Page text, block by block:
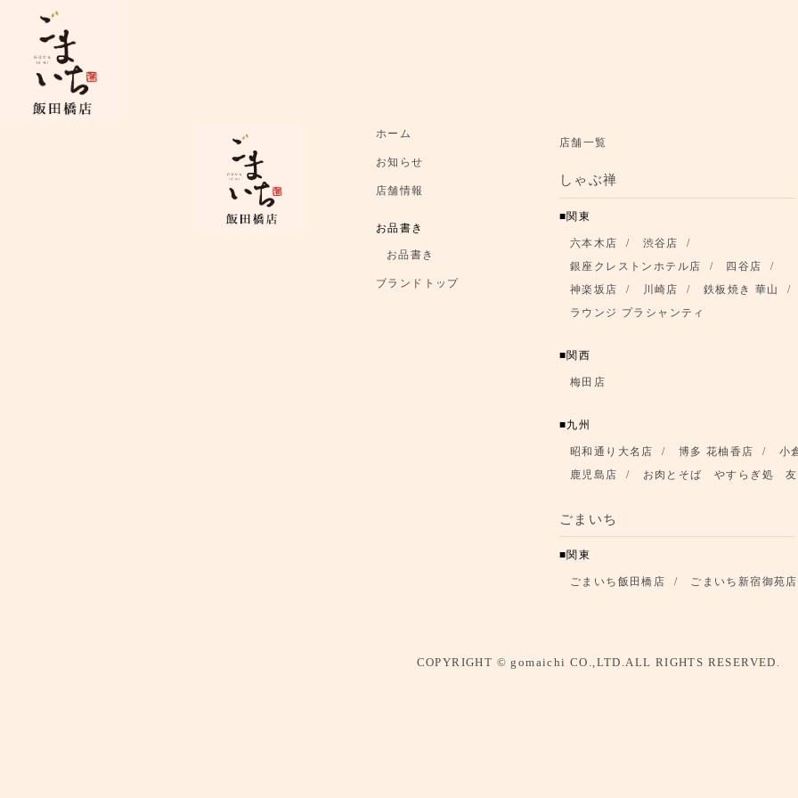
ブランドトップ
店舗情報
ホーム
お知らせ
店舗情報
お品書き
お品書き
ブランドトップ
店舗一覧
しゃぶ禅
関東
六本木店
渋谷店
銀座クレストンホテル店
四谷店
神楽坂店
川崎店
鉄板焼き 華山
ラウンジ プラシャンティ
関西
梅田店
九州
昭和通り大名店 博多 花柚香店
小
鹿児島店
お肉とそば やすらぎ処
ごまいち
関東
ごまいち飯田橋店 ごまいち新宿御苑店
COPYRIGHT © gomaichi CO.,LTD.ALL RIGHTS RESERVED.